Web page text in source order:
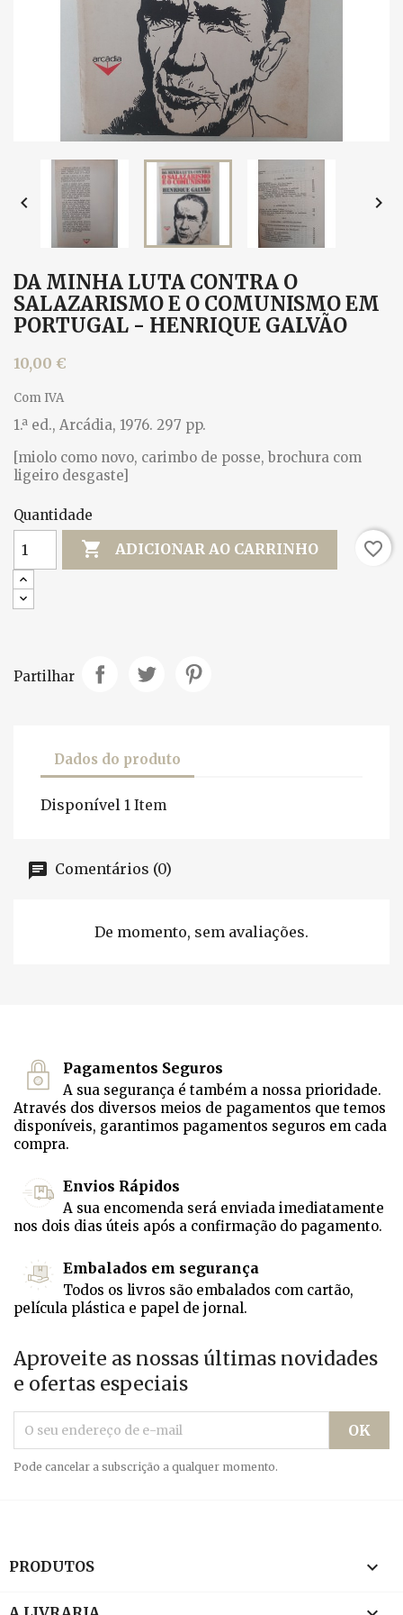
 
DA MINHA LUTA CONTRA O
SALAZARISMO E O COMUNISMO EM
PORTUGAL - HENRIQUE GALVÃO
10,00 €
Com IVA
1.ª ed., Arcádia, 1976. 297 pp.
[miolo como novo, carimbo de posse, brochura com
ligeiro desgaste]
Quantidade
 ADICIONAR AO CARRINHO favorite_border
Partilhar
Dados do produto
Disponível 1 Item
Comentários (0)
De momento, sem avaliações.
Pagamentos Seguros
A sua segurança é também a nossa prioridade.
Através dos diversos meios de pagamentos que temos
disponíveis, garantimos pagamentos seguros em cada
compra.
Envios Rápidos
A sua encomenda será enviada imediatamente
nos dois dias úteis após a confirmação do pagamento.
Embalados em segurança
Todos os livros são embalados com cartão,
película plástica e papel de jornal.
Aproveite as nossas últimas novidades
e ofertas especiais
Pode cancelar a subscrição a qualquer momento.
PRODUTOS 